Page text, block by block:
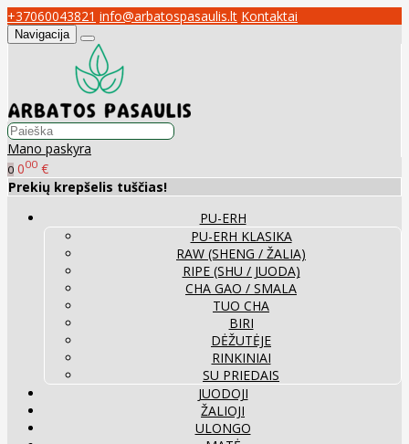
+37060043821 info@arbatospasaulis.lt Kontaktai
Navigacija
Mano paskyra
0 000 €
Prekių krepšelis tuščias!
PU-ERH
PU-ERH KLASIKA
RAW (SHENG / ŽALIA)
RIPE (SHU / JUODA)
CHA GAO / SMALA
TUO CHA
BIRI
DĖŽUTĖJE
RINKINIAI
SU PRIEDAIS
JUODOJI
ŽALIOJI
ULONGO